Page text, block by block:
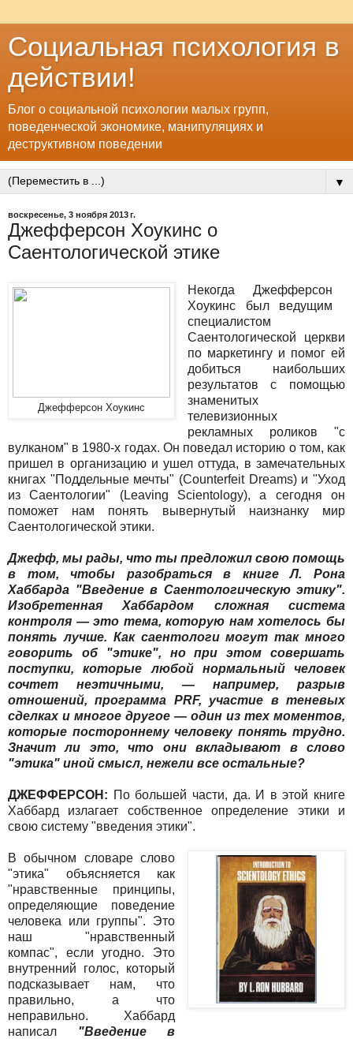
Социальная психология в
действии!
Блог о социальной психологии малых групп,
поведенческой экономике, манипуляциях и
деструктивном поведении
▼
воскресенье, 3 ноября 2013 г.
Джефферсон Хоукинс о
Саентологической этике
Джефферсон Хоукинс
Некогда Джефферсон
Хоукинс был ведущим
специалистом
Саентологической церкви
по маркетингу и помог ей
добиться наибольших
результатов с помощью
знаменитых
телевизионных
рекламных роликов "с
вулканом" в 1980-х годах. Он поведал историю о том, как
пришел в организацию и ушел оттуда, в замечательных
книгах "Поддельные мечты" (Counterfeit Dreams) и "Уход
из Саентологии" (Leaving Scientology), а сегодня он
поможет нам понять вывернутый наизнанку мир
Саентологической этики.
Джефф, мы рады, что ты предложил свою помощь
в том, чтобы разобраться в книге Л. Рона
Хаббарда "Введение в Саентологическую этику".
Изобретенная Хаббардом сложная система
контроля — это тема, которую нам хотелось бы
понять лучше. Как саентологи могут так много
говорить об "этике", но при этом совершать
поступки, которые любой нормальный человек
сочтет неэтичными, — например, разрыв
отношений, программа PRF, участие в теневых
сделках и многое другое — один из тех моментов,
которые постороннему человеку понять трудно.
Значит ли это, что они вкладывают в слово
"этика" иной смысл, нежели все остальные?
ДЖЕФФЕРСОН: По большей части, да. И в этой книге
Хаббард излагает собственное определение этики и
свою систему "введения этики".
В обычном словаре слово
"этика" объясняется как
"нравственные принципы,
определяющие поведение
человека или группы". Это
наш "нравственный
компас", если угодно. Это
внутренний голос, который
подсказывает нам, что
правильно, а что
неправильно. Хаббард
написал "Введение в